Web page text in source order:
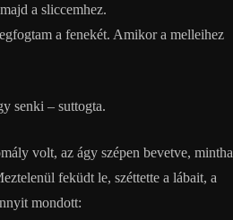
a sliccemhez.
a fenekét. Amikor a melleihez
senki – suttogta.
volt, az ágy szépen bevetve, mintha
feküdt le, széttette a lábait, a
mondott: